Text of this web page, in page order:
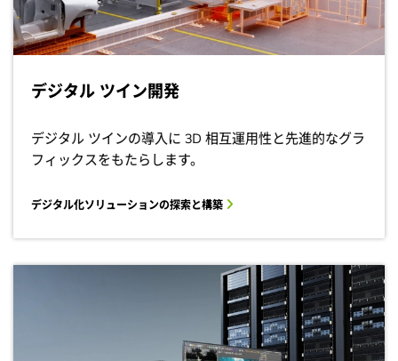
デジタル ツイン開発
デジタル ツインの導入に 3D 相互運用性と先進的なグラ
フィックスをもたらします。
デジタル化ソリューションの探索と構築